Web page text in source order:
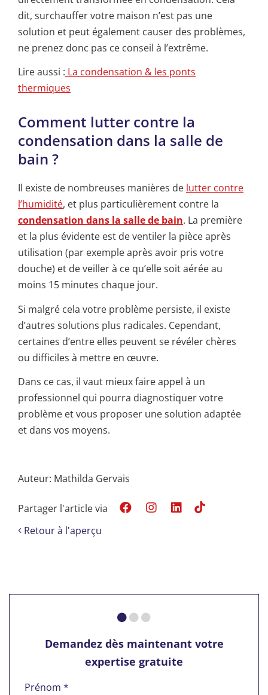
dit, surchauffer votre maison n’est pas une
solution et peut également causer des problèmes,
ne prenez donc pas ce conseil à l’extrême.
Lire aussi : La condensation & les ponts
thermiques
Comment lutter contre la
condensation dans la salle de
bain ?
Il existe de nombreuses manières de lutter contre
l’humidité, et plus particulièrement contre la
condensation dans la salle de bain. La première
et la plus évidente est de ventiler la pièce après
utilisation (par exemple après avoir pris votre
douche) et de veiller à ce qu’elle soit aérée au
moins 15 minutes chaque jour.
Si malgré cela votre problème persiste, il existe
d’autres solutions plus radicales. Cependant,
certaines d’entre elles peuvent se révéler chères
ou difficiles à mettre en œuvre.
Dans ce cas, il vaut mieux faire appel à un
professionnel qui pourra diagnostiquer votre
problème et vous proposer une solution adaptée
et dans vos moyens.
Auteur: Mathilda Gervais
Partager l'article via
Retour à l'aperçu
Demandez dès maintenant votre
expertise gratuite
Prénom *